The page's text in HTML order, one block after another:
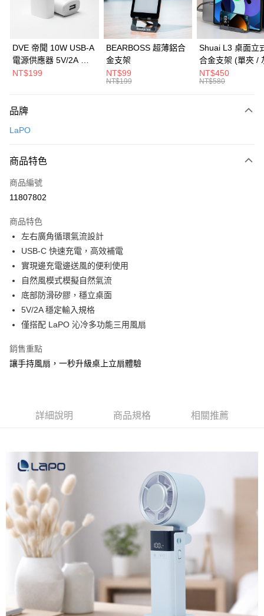
華南商業銀行
彰化商業銀行
上海商業儲蓄銀行
台北富邦商業銀行
兆豐國際商業銀行
臺灣中小企業銀行
台中商業銀行
匯豐（台灣）商業銀行
華泰商業銀行
聯邦商業銀行
元大商業銀行
台灣樂天信用卡公司
合作金庫商業銀行
第一商業銀行
彰化商業銀行
台北富邦商業銀行
國泰世華商業銀行
兆豐國際商業銀行
臺灣中小企業銀行
匯豐（台灣）商業銀行
玉山商業銀行
台灣樂天信用卡公司
街口支付
悠遊付
相關說明
1.本服務由台灣大哥大提供，台灣大哥大用戶可立即使用無須另外申請。
2.付款方式選擇「大哥付你分期」，訂單成立後會自動跳轉到大哥付的交易
3.實際核准額度、可分期數及費用金額請依後續交易確認頁面所載為準。
4.訂單成立30分鐘內，如未前往確認交易或遇審核未通過，訂單將自動取
消。如遇「轉專審核」未通過狀況，表示未達大哥付你分期系統評分，恕無
法說明評估內容。
【繳款方式說明】
1.分期款項不併入電信帳單，「大哥付你分期」於每月結算日後寄送繳費提
2.透過簡訊連結打開帳單後，可選擇「超商條碼／台灣大直營門市／銀行轉
帳／街口支付／iPASS MONEY」等通路繳費。
【注意事項】
用戶於交易時，得透過本服務購買商品或服務，並由商店將買賣／分期付款
買賣價金債權讓與本公司後，依約使用本公司帳單繳交帳款。
ATM付款
貨到付款
運送方式
7-11取貨(快速到店)
每筆NT$100，滿NT$1,000(含以上)免運費
每筆NT$80，滿NT$490(含以上)免運費
離島郵局
付款後門市自取
每筆NT$80，滿NT$1,000(含以上)免運費
DVE 帝聞 10W USB-A
電源供應器 5V/2A 充
電頭 (適用閱讀器、小
NT$199
BEARBOSS 超薄鋁合
金支架
NT$99
NT$199
Shuai L3 桌面立
合金支架 (單夾 /
NT$450
NT$580
品牌
LaPO
商品特色
商品編號
11807802
商品特色
左右廣角循環氣流設計
USB-C 快速充電，高效補電
實現邊充電邊送風的便利使用
自然風模式模擬自然氣流
底部防滑矽膠，穩立桌面
5V/2A 穩定輸入規格
僅搭配 LaPO 沁冷多功能三用風扇
銷售重點
讓手持風扇，一秒升級桌上立扇體驗
詳細說明 商品規格 相關推薦